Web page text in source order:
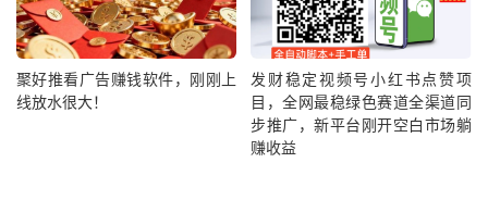
聚好推看广告赚钱软件，刚刚上
线放水很大！
发财稳定视频号小红书点赞项
目，全网最稳绿色赛道全渠道同
步推广，新平台刚开空白市场躺
赚收益